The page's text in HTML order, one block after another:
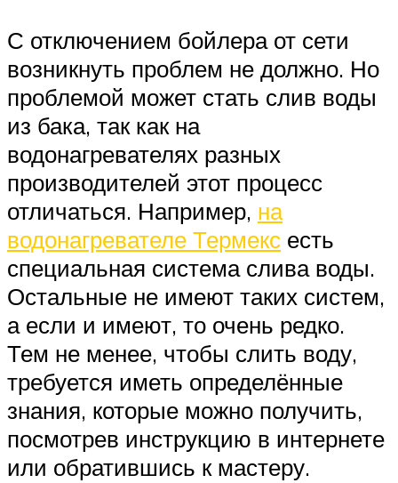
С отключением бойлера от сети
возникнуть проблем не должно. Но
проблемой может стать слив воды
из бака, так как на
водонагревателях разных
производителей этот процесс
отличаться. Например, на
водонагревателе Термекс есть
специальная система слива воды.
Остальные не имеют таких систем,
а если и имеют, то очень редко.
Тем не менее, чтобы слить воду,
требуется иметь определённые
знания, которые можно получить,
посмотрев инструкцию в интернете
или обратившись к мастеру.